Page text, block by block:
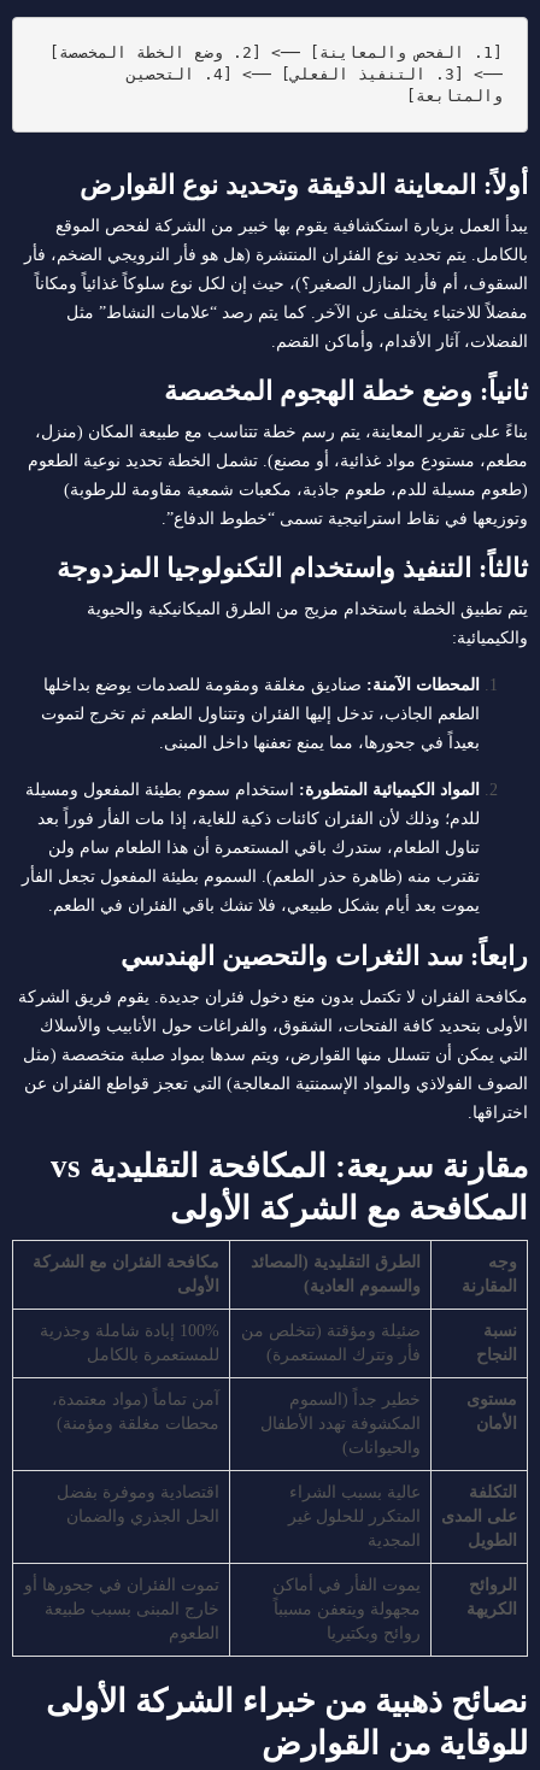
──> [3. التنفيذ الفعلي] ──> [4. التحصين
والمتابعة]
أولاً: المعاينة الدقيقة وتحديد نوع القوارض
يبدأ العمل بزيارة استكشافية يقوم بها خبير من الشركة لفحص الموقع
بالكامل. يتم تحديد نوع الفئران المنتشرة (هل هو فأر النرويجي الضخم، فأر
السقوف، أم فأر المنازل الصغير؟)، حيث إن لكل نوع سلوكاً غذائياً ومكاناً
مفضلاً للاختباء يختلف عن الآخر. كما يتم رصد “علامات النشاط” مثل
الفضلات، آثار الأقدام، وأماكن القضم.
ثانياً: وضع خطة الهجوم المخصصة
بناءً على تقرير المعاينة، يتم رسم خطة تتناسب مع طبيعة المكان (منزل،
مطعم، مستودع مواد غذائية، أو مصنع). تشمل الخطة تحديد نوعية الطعوم
(طعوم مسيلة للدم، طعوم جاذبة، مكعبات شمعية مقاومة للرطوبة)
وتوزيعها في نقاط استراتيجية تسمى “خطوط الدفاع”.
ثالثاً: التنفيذ واستخدام التكنولوجيا المزدوجة
يتم تطبيق الخطة باستخدام مزيج من الطرق الميكانيكية والحيوية
والكيميائية:
المحطات الآمنة: صناديق مغلقة ومقومة للصدمات يوضع بداخلها
الطعم الجاذب، تدخل إليها الفئران وتتناول الطعم ثم تخرج لتموت
بعيداً في جحورها، مما يمنع تعفنها داخل المبنى.
المواد الكيميائية المتطورة: استخدام سموم بطيئة المفعول ومسيلة
للدم؛ وذلك لأن الفئران كائنات ذكية للغاية، إذا مات الفأر فوراً بعد
تناول الطعام، ستدرك باقي المستعمرة أن هذا الطعام سام ولن
تقترب منه (ظاهرة حذر الطعم). السموم بطيئة المفعول تجعل الفأر
يموت بعد أيام بشكل طبيعي، فلا تشك باقي الفئران في الطعم.
رابعاً: سد الثغرات والتحصين الهندسي
مكافحة الفئران لا تكتمل بدون منع دخول فئران جديدة. يقوم فريق الشركة
الأولى بتحديد كافة الفتحات، الشقوق، والفراغات حول الأنابيب والأسلاك
التي يمكن أن تتسلل منها القوارض، ويتم سدها بمواد صلبة متخصصة (مثل
الصوف الفولاذي والمواد الإسمنتية المعالجة) التي تعجز قواطع الفئران عن
اختراقها.
مقارنة سريعة: المكافحة التقليدية vs
المكافحة مع الشركة الأولى
وجه
المقارنة
الطرق التقليدية (المصائد
والسموم العادية)
مكافحة الفئران مع الشركة
الأولى
نسبة
النجاح
ضئيلة ومؤقتة (تتخلص من
فأر وتترك المستعمرة)
100% إبادة شاملة وجذرية
للمستعمرة بالكامل
مستوى
الأمان
خطير جداً (السموم
المكشوفة تهدد الأطفال
والحيوانات)
آمن تماماً (مواد معتمدة،
محطات مغلقة ومؤمنة)
التكلفة
على المدى
الطويل
عالية بسبب الشراء
المتكرر للحلول غير
المجدية
اقتصادية وموفرة بفضل
الحل الجذري والضمان
الروائح
الكريهة
يموت الفأر في أماكن
مجهولة ويتعفن مسبباً
روائح وبكتيريا
تموت الفئران في جحورها أو
خارج المبنى بسبب طبيعة
الطعوم
نصائح ذهبية من خبراء الشركة الأولى
للوقاية من القوارض